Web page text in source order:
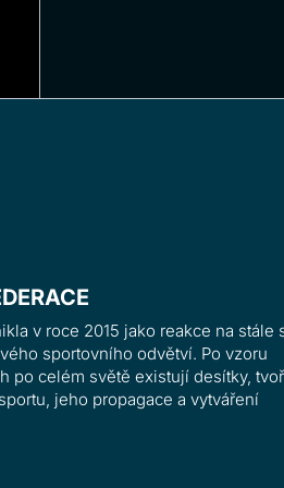
v roce 2015 jako reakce na stále
sportovního odvětví. Po vzoru
po celém světě existují desítky,
jeho propagace a vytváření